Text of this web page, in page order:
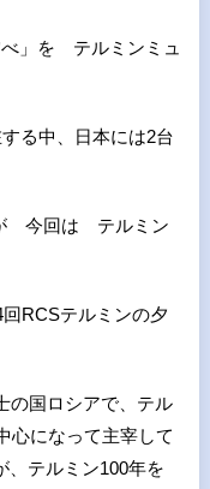
」を テルミンミュ
る中、日本には2台
今回は テルミン
RCSテルミンの夕
の国ロシアで、テル
心になって主宰して
、テルミン100年を